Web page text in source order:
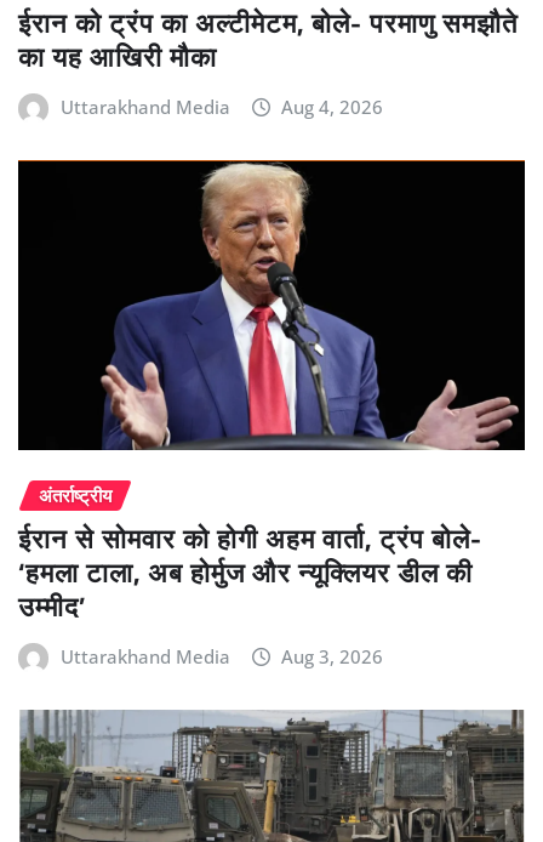
ईरान को ट्रंप का अल्टीमेटम, बोले- परमाणु समझौते
का यह आखिरी मौका
Uttarakhand Media Aug 4, 2026
अंतर्राष्ट्रीय
ईरान से सोमवार को होगी अहम वार्ता, ट्रंप बोले-
‘हमला टाला, अब होर्मुज और न्यूक्लियर डील की
उम्मीद’
Uttarakhand Media Aug 3, 2026